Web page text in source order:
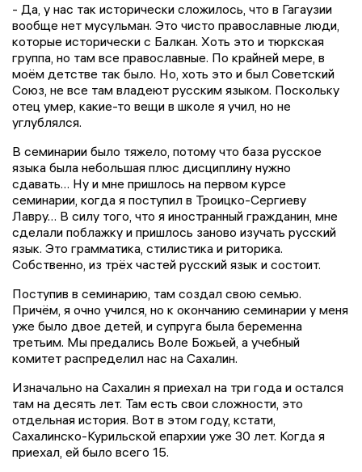
- Да, у нас так исторически сложилось, что в Гагаузии
вообще нет мусульман. Это чисто православные люди,
которые исторически с Балкан. Хоть это и тюркская
группа, но там все православные. По крайней мере, в
моём детстве так было. Но, хоть это и был Советский
Союз, не все там владеют русским языком. Поскольку
отец умер, какие-то вещи в школе я учил, но не
углублялся.
В семинарии было тяжело, потому что база русское
языка была небольшая плюс дисциплину нужно
сдавать… Ну и мне пришлось на первом курсе
семинарии, когда я поступил в Троицко-Сергиеву
Лавру… В силу того, что я иностранный гражданин, мне
сделали поблажку и пришлось заново изучать русский
язык. Это грамматика, стилистика и риторика.
Собственно, из трёх частей русский язык и состоит.
Поступив в семинарию, там создал свою семью.
Причём, я очно учился, но к окончанию семинарии у меня
уже было двое детей, и супруга была беременна
третьим. Мы предались Воле Божьей, а учебный
комитет распределил нас на Сахалин.
Изначально на Сахалин я приехал на три года и остался
там на десять лет. Там есть свои сложности, это
отдельная история. Вот в этом году, кстати,
Сахалинско-Курильской епархии уже 30 лет. Когда я
приехал, ей было всего 15.